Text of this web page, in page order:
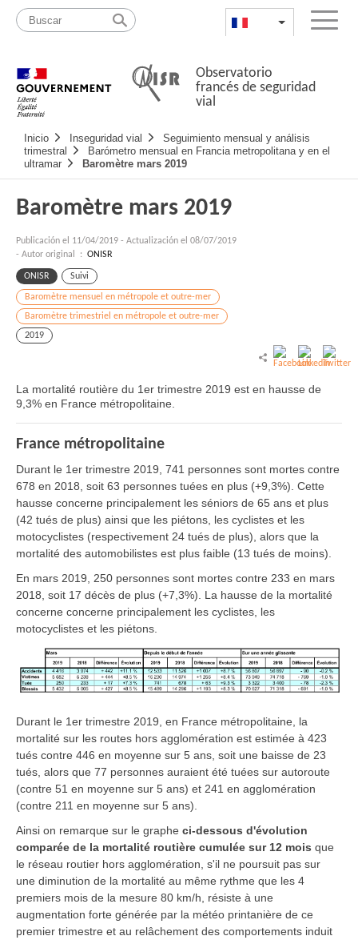
Pasar
contenido
Mapa
web
List additional
Menu
Observatorio
francés de seguridad
vial
Navigation
principale
Inicio Inseguridad vial
Seguimiento mensual y análisis
trimestral
Barómetro mensual en Francia metropolitana y en el
ultramar
Baromètre mars 2019
Baromètre mars 2019
Publicación el 11/04/2019 - Actualización el 08/07/2019
- Autor original : ONISR
ONISR Suivi
Baromètre mensuel en métropole et outre-mer
Baromètre trimestriel en métropole et outre-mer
2019
La mortalité routière du 1er trimestre 2019 est en hausse de
9,3% en France métropolitaine.
France métropolitaine
Durant le 1er trimestre 2019, 741 personnes sont mortes contre
678 en 2018, soit 63 personnes tuées en plus (+9,3%). Cette
hausse concerne principalement les séniors de 65 ans et plus
(42 tués de plus) ainsi que les piétons, les cyclistes et les
motocyclistes (respectivement 24 tués de plus), alors que la
mortalité des automobilistes est plus faible (13 tués de moins).
En mars 2019, 250 personnes sont mortes contre 233 en mars
2018, soit 17 décès de plus (+7,3%). La hausse de la mortalité
concerne concerne principalement les cyclistes, les
motocyclistes et les piétons.
Durant le 1er trimestre 2019, en France métropolitaine, la
mortalité sur les routes hors agglomération est estimée à 423
tués contre 446 en moyenne sur 5 ans, soit une baisse de 23
tués, alors que 77 personnes auraient été tuées sur autoroute
(contre 51 en moyenne sur 5 ans) et 241 en agglomération
(contre 211 en moyenne sur 5 ans).
Ainsi on remarque sur le graphe ci-dessous d'évolution
comparée de la mortalité routière cumulée sur 12 mois que
le réseau routier hors agglomération, s'il ne poursuit pas sur
une diminution de la mortalité au même rythme que les 4
premiers mois de la mesure 80 km/h, résiste à une
augmentation forte générée par la météo printanière de ce
premier trimestre et au relâchement des comportements induit